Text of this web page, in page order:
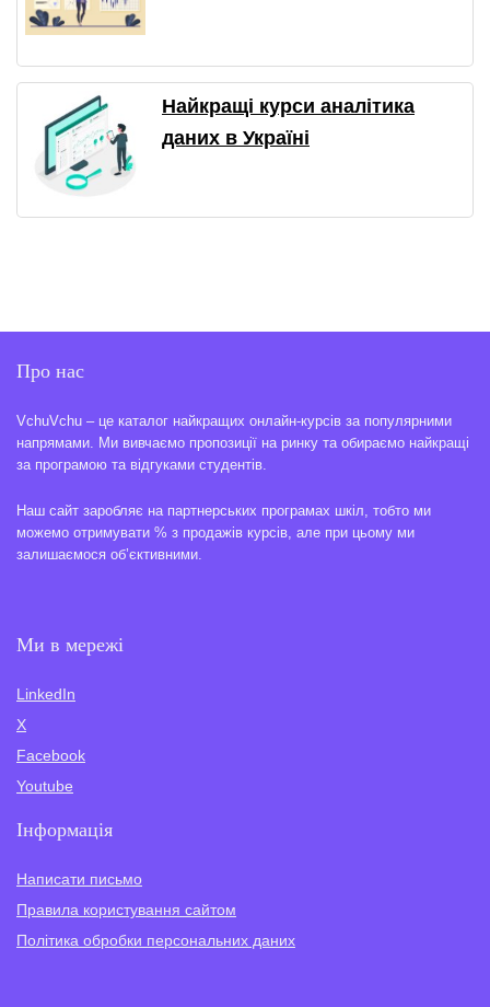
Найкращі курси аналітика
даних в Україні
Про нас
VchuVchu – це каталог найкращих онлайн-курсів за популярними
напрямами. Ми вивчаємо пропозиції на ринку та обираємо найкращі
за програмою та відгуками студентів.
Наш сайт заробляє на партнерських програмах шкіл, тобто ми
можемо отримувати % з продажів курсів, але при цьому ми
залишаємося об’єктивними.
Ми в мережі
LinkedIn
X
Facebook
Youtube
Інформація
Написати письмо
Правила користування сайтом
Політика обробки персональних даних